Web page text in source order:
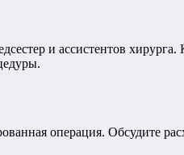
и ассистентов
операция. Обсудите